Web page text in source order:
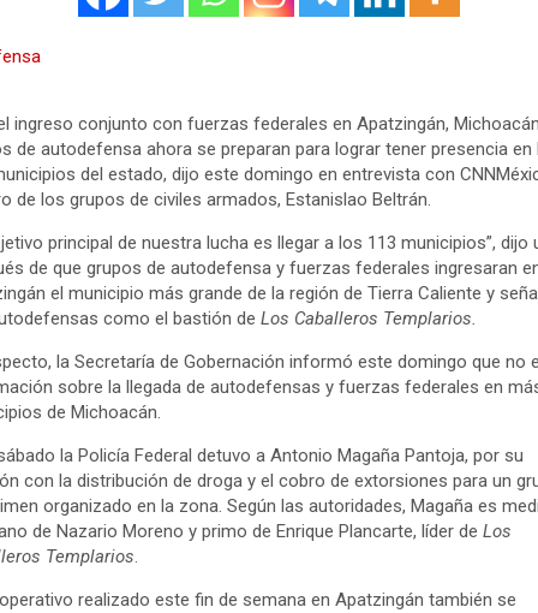
ingreso conjunto con fuerzas federales en Apatzingán,
de autodefensa ahora se preparan para lograr tener presencia en
del estado, dijo este domingo en entrevista con
de los grupos de civiles armados, Estanislao Beltrán.
principal de nuestra lucha es llegar a los 113 municipios”, dijo
de que grupos de autodefensa y fuerzas federales ingresaran
el municipio más grande de la región de Tierra Caliente y
como el bastión de Los Caballeros Templarios.
la Secretaría de Gobernación informó este domingo que no
sobre la llegada de autodefensas y fuerzas federales en
de Michoacán.
la Policía Federal detuvo a Antonio Magaña Pantoja, por su
con la distribución de droga y el cobro de extorsiones para un
organizado en la zona. Según las autoridades, Magaña es
de Nazario Moreno y primo de Enrique Plancarte, líder de Los
Templarios.
realizado este fin de semana en Apatzingán también se